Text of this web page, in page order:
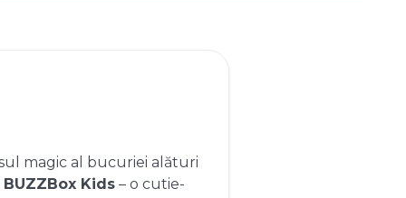
magic al bucuriei alături
BUZZBox Kids– o cutie-